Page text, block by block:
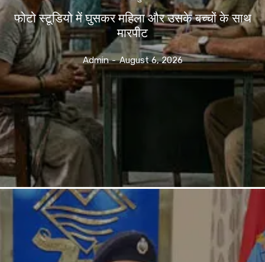
फोटो स्टूडियो में घुसकर महिला और उसके बच्चों के साथ
मारपीट
Admin - August 6, 2026